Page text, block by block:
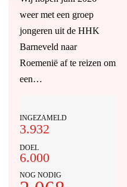
weer met een groep
jongeren uit de HHK
Barneveld naar
Roemenië af te reizen om
een…
INGEZAMELD
3.932
DOEL
6.000
NOG NODIG